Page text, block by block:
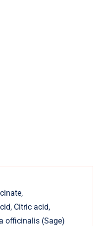
Citric acid,
officinalis (Sage)